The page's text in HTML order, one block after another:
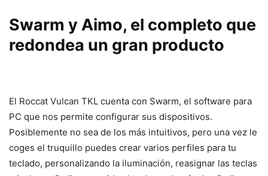
Swarm y Aimo, el completo que
redondea un gran producto
El Roccat Vulcan TKL cuenta con Swarm, el software para
PC que nos permite configurar sus dispositivos.
Posiblemente no sea de los más intuitivos, pero una vez le
coges el truquillo puedes crear varios perfiles para tu
teclado, personalizando la iluminación, reasignar las teclas